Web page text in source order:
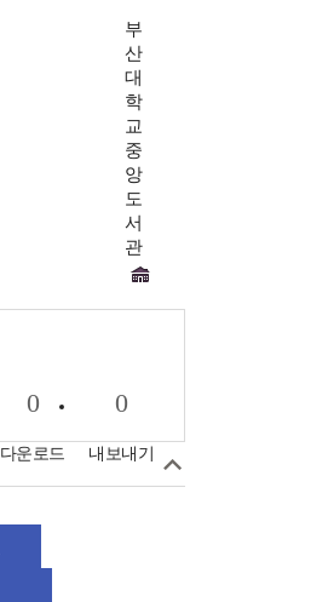
부
산
대
학
교
중
앙
도
서
관
0
다운로드
0
내보내기